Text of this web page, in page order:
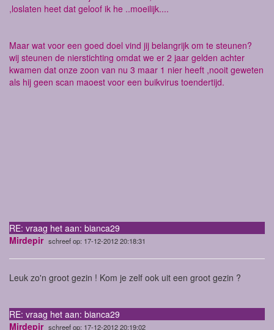
,loslaten heet dat geloof ik he ..moeilijk....
Maar wat voor een goed doel vind jij belangrijk om te steunen?
wij steunen de nierstichting omdat we er 2 jaar gelden achter
kwamen dat onze zoon van nu 3 maar 1 nier heeft ,nooit geweten
als hij geen scan maoest voor een buikvirus toendertijd.
RE: vraag het aan: bianca29
Mirdepir schreef op: 17-12-2012 20:18:31
Leuk zo'n groot gezin ! Kom je zelf ook uit een groot gezin ?
RE: vraag het aan: bianca29
Mirdepir schreef op: 17-12-2012 20:19:02